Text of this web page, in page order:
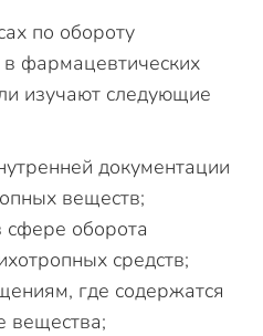
по обороту
в фармацевтических
изучают следующие
документации
веществ;
сфере оборота
средств;
где содержатся
вещества;